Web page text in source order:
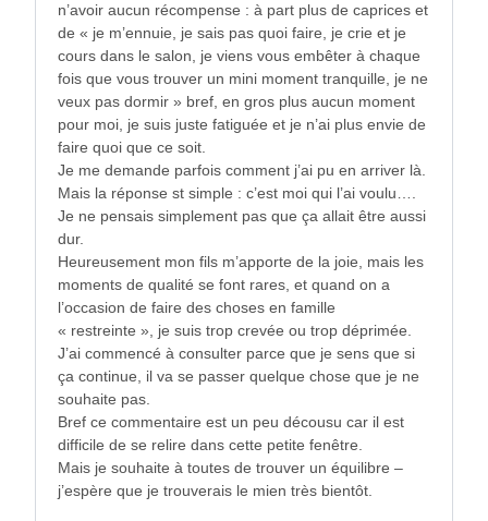
n’avoir aucun récompense : à part plus de caprices et
de « je m’ennuie, je sais pas quoi faire, je crie et je
cours dans le salon, je viens vous embêter à chaque
fois que vous trouver un mini moment tranquille, je ne
veux pas dormir » bref, en gros plus aucun moment
pour moi, je suis juste fatiguée et je n’ai plus envie de
faire quoi que ce soit.
Je me demande parfois comment j’ai pu en arriver là.
Mais la réponse st simple : c’est moi qui l’ai voulu….
Je ne pensais simplement pas que ça allait être aussi
dur.
Heureusement mon fils m’apporte de la joie, mais les
moments de qualité se font rares, et quand on a
l’occasion de faire des choses en famille
« restreinte », je suis trop crevée ou trop déprimée.
J’ai commencé à consulter parce que je sens que si
ça continue, il va se passer quelque chose que je ne
souhaite pas.
Bref ce commentaire est un peu décousu car il est
difficile de se relire dans cette petite fenêtre.
Mais je souhaite à toutes de trouver un équilibre –
j’espère que je trouverais le mien très bientôt.